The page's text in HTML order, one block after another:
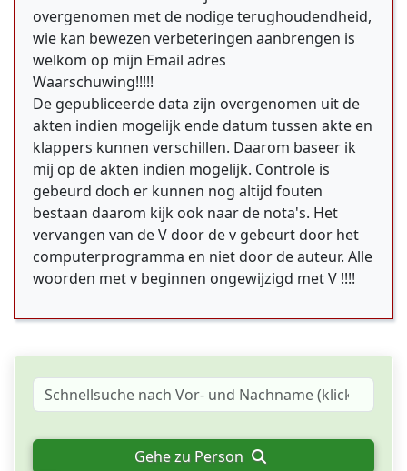
overgenomen met de nodige terughoudendheid,
wie kan bewezen verbeteringen aanbrengen is
welkom op mijn Email adres
Waarschuwing!!!!!
De gepubliceerde data zijn overgenomen uit de
akten indien mogelijk ende datum tussen akte en
klappers kunnen verschillen. Daarom baseer ik
mij op de akten indien mogelijk. Controle is
gebeurd doch er kunnen nog altijd fouten
bestaan daarom kijk ook naar de nota's. Het
vervangen van de V door de v gebeurt door het
computerprogramma en niet door de auteur. Alle
woorden met v beginnen ongewijzigd met V !!!!
Gehe zu Person